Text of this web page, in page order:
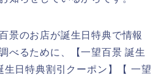
景のお店が誕生日特典で情報
べるために、【一望百景 誕生
生日特典割引クーポン】【 一望